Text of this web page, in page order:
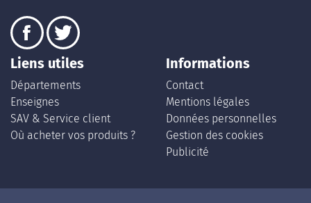
Liens utiles
Départements
Enseignes
SAV & Service client
Où acheter vos produits ?
Informations
Contact
Mentions légales
Données personnelles
Gestion des cookies
Publicité